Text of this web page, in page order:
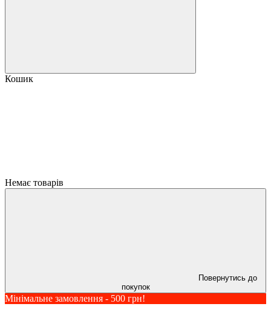
Кошик
Немає товарів
Повернутись до
покупок
Мінімальне замовлення - 500 грн!